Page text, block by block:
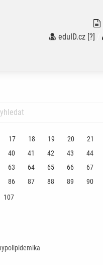
eduID.cz [?]
17 18 19 20 21
40 41 42 43 44
63 64 65 66 67
86 87 88 89 90
107